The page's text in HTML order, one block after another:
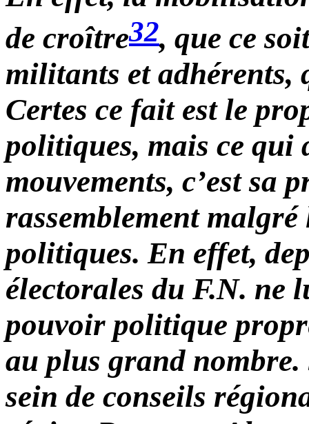
de croître32, que ce
militants et adhérents,
Certes ce fait est le
politiques, mais ce qui
mouvements, c’est sa
rassemblement malgré
politiques. En effet,
électorales du F.N. ne
pouvoir politique
au plus grand nombre.
sein de conseils